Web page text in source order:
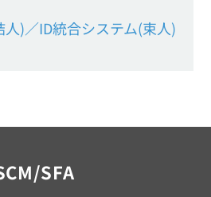
)／ID統合システム(束人)
SFA